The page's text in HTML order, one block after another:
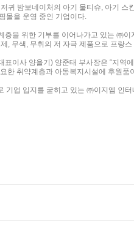
귀 밤보네이처의 아기 물티슈, 아기
몰을 운영 중인 기업이다.
을 위한 기부를 이어나가고 있는 ㈜
무색, 무취의 저 자극 제품으로 프랑
이사 양을기) 양준태 부사장은 “지
한 취약계층과 아동복지시설에 후원품
업 입지를 굳히고 있는 ㈜이지엠 인